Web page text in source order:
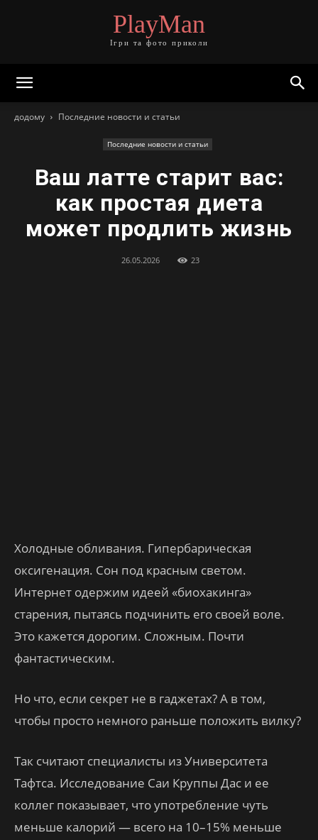
PlayMan
Ігри та фото приколи
додому Последние новости и статьи
Последние новости и статьи
Ваш латте старит вас:
как простая диета
может продлить жизнь
26.05.2026 23
Холодные обливания. Гипербарическая
оксигенация. Сон под красным светом.
Интернет одержим идеей «биохакинга»
старения, пытаясь подчинить его своей воле.
Это кажется дорогим. Сложным. Почти
фантастическим.
Но что, если секрет не в гаджетах? А в том,
чтобы просто немного раньше положить вилку?
Так считают специалисты из Университета
Тафтса. Исследование Саи Круппы Дас и ее
коллег показывает, что употребление чуть
меньше калорий — всего на 10–15% меньше